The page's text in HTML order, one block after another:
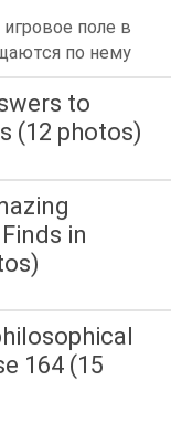
поле в
по нему
to
(12 photos)
in
164 (15